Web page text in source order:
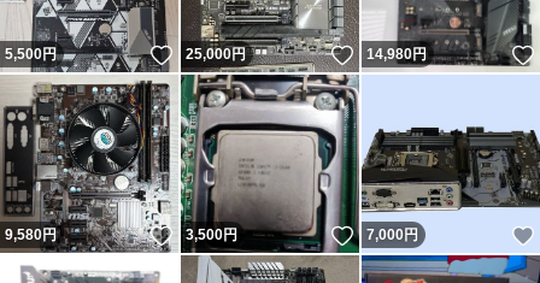
5,500円 いいね！
25,000円 いいね！
14,980円
9,580円 いいね！
3,500円 いいね！
7,000円